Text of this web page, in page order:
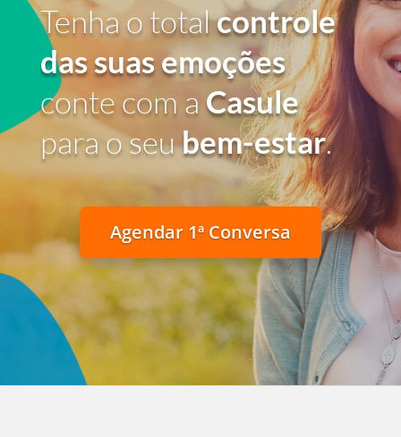
Tenha o totalcontrole
das suas emoções
conte com a Casule
para o seubem-estar.
Agendar 1ª Conversa